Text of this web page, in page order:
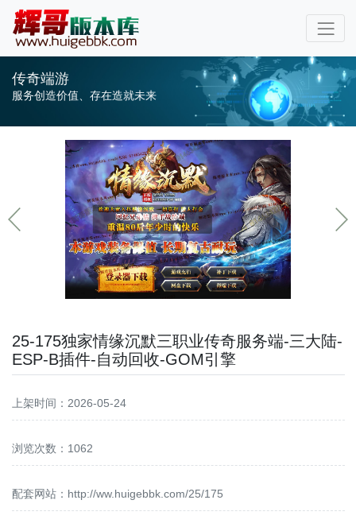
传奇端游
服务创造价值、存在造就未来
25-175独家情缘沉默三职业传奇服务端-三大陆-
ESP-B插件-自动回收-GOM引擎
上架时间：2026-05-24
浏览次数：1062
配套网站： http://ww.huigebbk.com/25/175